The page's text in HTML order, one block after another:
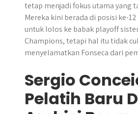
tetap menjadi fokus utama yang
Mereka kini berada di posisi ke-
untuk lolos ke babak playoff
Champions, tetapi hal itu tidak
menyelamatkan Fonseca dari
Sergio
Pelatih Baru